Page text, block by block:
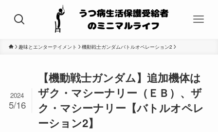
趣味とエンターテイメント 機動戦士ガンダムバトルオペレーション2
【機動戦士ガンダム】追加機体は
ザク・マシーナリー（ＥＢ）、ザ
ク・マシーナリー【バトルオペレ
ーション2】
2024
5/16